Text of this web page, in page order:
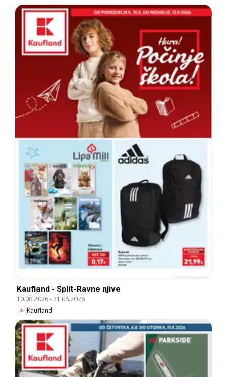
Kaufland - Split-Ravne njive
10.08.2026-31.08.2026
Kaufland